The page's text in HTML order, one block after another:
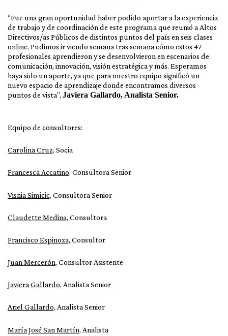
“Fue una gran oportunidad haber podido aportar a la experiencia
de trabajo y de coordinación de este programa que reunió a Altos
Directivos/as Públicos de distintos puntos del país en seis clases
online. Pudimos ir viendo semana tras semana cómo estos 47
profesionales aprendieron y se desenvolvieron en escenarios de
comunicación, innovación, visión estratégica y más. Esperamos
haya sido un aporte, ya que para nuestro equipo significó un
nuevo espacio de aprendizaje donde encontramos diversos
puntos de vista”, Javiera Gallardo, Analista Senior.
Equipo de consultores:
Carolina Cruz, Socia
Francesca Accatino, Consultora Senior
Visnia Simicic, Consultora Senior
Claudette Medina, Consultora
Francisco Espinoza, Consultor
Juan Mercerón, Consultor Asistente
Javiera Gallardo, Analista Senior
Ariel Gallardo, Analista Senior
María José San Martín, Analista